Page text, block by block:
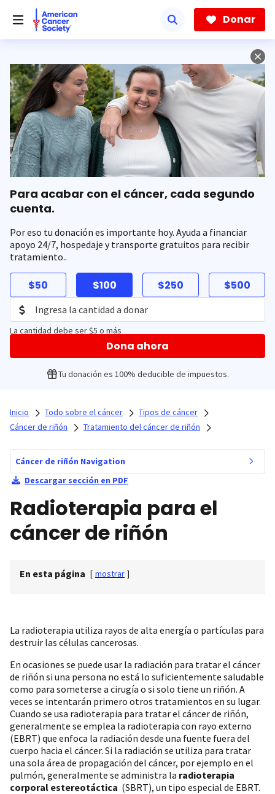
hacia
contenido
Donar
Para acabar con el cáncer, cada segundo
cuenta.
Por eso tu donación es importante hoy. Ayuda a financiar
apoyo 24/7, hospedaje y transporte gratuitos para recibir
tratamiento..
$50 $100 $250 $500
La cantidad debe ser $5 o más
Dona ahora
Tu donación es 100% deducible de impuestos.
Inicio Todo sobre el cáncer
Tipos de cáncer
Cáncer de riñón
Tratamiento del cáncer de riñón
Cáncer de riñón Navigation
Descargar sección en PDF
Radioterapia para el
cáncer de riñón
En esta página [ mostrar ]
La radioterapia utiliza rayos de alta energía o partículas para
destruir las células cancerosas.
En ocasiones se puede usar la radiación para tratar el cáncer
de riñón si una persona no está lo suficientemente saludable
como para someterse a cirugía o si solo tiene un riñón. A
veces se intentarán primero otros tratamientos en su lugar.
Cuando se usa radioterapia para tratar el cáncer de riñón,
generalmente se emplea la radioterapia con rayo externo
(EBRT) que enfoca la radiación desde una fuente fuera del
cuerpo hacia el cáncer. Si la radiación se utiliza para tratar
una sola área de propagación del cáncer, por ejemplo en el
pulmón, generalmente se administra la radioterapia
corporal estereotáctica (SBRT), un tipo especial de EBRT.